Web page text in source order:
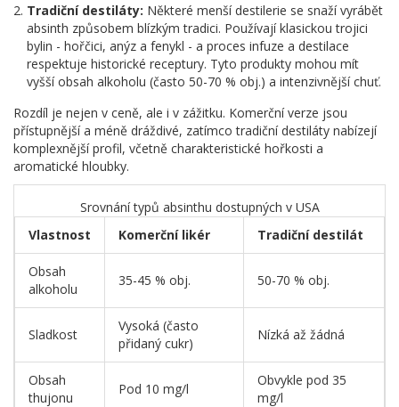
Tradiční destiláty: Některé menší destilerie se snaží vyrábět
absinth způsobem blízkým tradici. Používají klasickou trojici
bylin - hořčici, anýz a fenykl - a proces infuze a destilace
respektuje historické receptury. Tyto produkty mohou mít
vyšší obsah alkoholu (často 50-70 % obj.) a intenzivnější chuť.
Rozdíl je nejen v ceně, ale i v zážitku. Komerční verze jsou
přístupnější a méně dráždivé, zatímco tradiční destiláty nabízejí
komplexnější profil, včetně charakteristické hořkosti a
aromatické hloubky.
Srovnání typů absinthu dostupných v USA
Vlastnost
Komerční likér Tradiční destilát
Obsah
alkoholu
35-45 % obj. 50-70 % obj.
Sladkost
Vysoká (často
přidaný cukr)
Nízká až žádná
Obsah
thujonu
Pod 10 mg/l
Obvykle pod 35
mg/l